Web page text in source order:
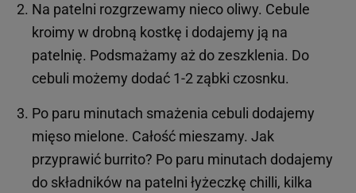
Na patelni rozgrzewamy nieco oliwy. Cebule
kroimy w drobną kostkę i dodajemy ją na
patelnię. Podsmażamy aż do zeszklenia. Do
cebuli możemy dodać 1-2 ząbki czosnku.
Po paru minutach smażenia cebuli dodajemy
mięso mielone. Całość mieszamy. Jak
przyprawić burrito? Po paru minutach dodajemy
do składników na patelni łyżeczkę chilli, kilka